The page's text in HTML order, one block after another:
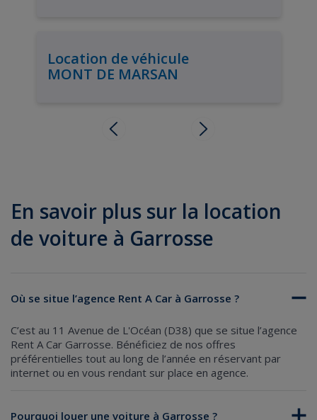
Location de véhicule
MONT DE MARSAN
En savoir plus sur la location
de voiture à Garrosse
Où se situe l’agence Rent A Car à Garrosse ?
C’est au 11 Avenue de L'Océan (D38) que se situe l’agence
Rent A Car Garrosse. Bénéficiez de nos offres
préférentielles tout au long de l’année en réservant par
internet ou en vous rendant sur place en agence.
Pourquoi louer une voiture à Garrosse ?